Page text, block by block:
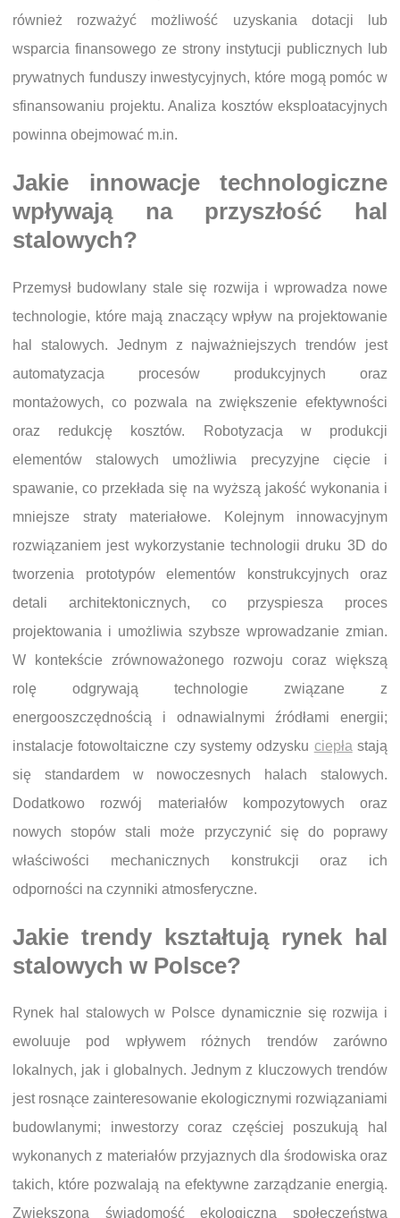
również rozważyć możliwość uzyskania dotacji lub
wsparcia finansowego ze strony instytucji publicznych lub
prywatnych funduszy inwestycyjnych, które mogą pomóc w
sfinansowaniu projektu. Analiza kosztów eksploatacyjnych
powinna obejmować m.in.
Jakie innowacje technologiczne
wpływają na przyszłość hal
stalowych?
Przemysł budowlany stale się rozwija i wprowadza nowe
technologie, które mają znaczący wpływ na projektowanie
hal stalowych. Jednym z najważniejszych trendów jest
automatyzacja procesów produkcyjnych oraz
montażowych, co pozwala na zwiększenie efektywności
oraz redukcję kosztów. Robotyzacja w produkcji
elementów stalowych umożliwia precyzyjne cięcie i
spawanie, co przekłada się na wyższą jakość wykonania i
mniejsze straty materiałowe. Kolejnym innowacyjnym
rozwiązaniem jest wykorzystanie technologii druku 3D do
tworzenia prototypów elementów konstrukcyjnych oraz
detali architektonicznych, co przyspiesza proces
projektowania i umożliwia szybsze wprowadzanie zmian.
W kontekście zrównoważonego rozwoju coraz większą
rolę odgrywają technologie związane z
energooszczędnością i odnawialnymi źródłami energii;
instalacje fotowoltaiczne czy systemy odzysku ciepła stają
się standardem w nowoczesnych halach stalowych.
Dodatkowo rozwój materiałów kompozytowych oraz
nowych stopów stali może przyczynić się do poprawy
właściwości mechanicznych konstrukcji oraz ich
odporności na czynniki atmosferyczne.
Jakie trendy kształtują rynek hal
stalowych w Polsce?
Rynek hal stalowych w Polsce dynamicznie się rozwija i
ewoluuje pod wpływem różnych trendów zarówno
lokalnych, jak i globalnych. Jednym z kluczowych trendów
jest rosnące zainteresowanie ekologicznymi rozwiązaniami
budowlanymi; inwestorzy coraz częściej poszukują hal
wykonanych z materiałów przyjaznych dla środowiska oraz
takich, które pozwalają na efektywne zarządzanie energią.
Zwiększona świadomość ekologiczna społeczeństwa